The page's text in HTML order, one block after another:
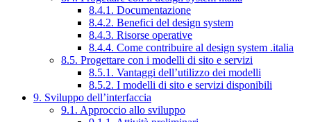
8.4.1. Documentazione
8.4.2. Benefici del design system
8.4.3. Risorse operative
8.4.4. Come contribuire al design system .italia
8.5. Progettare con i modelli di sito e servizi
8.5.1. Vantaggi dell’utilizzo dei modelli
8.5.2. I modelli di sito e servizi disponibili
9. Sviluppo dell’interfaccia
9.1. Approccio allo sviluppo